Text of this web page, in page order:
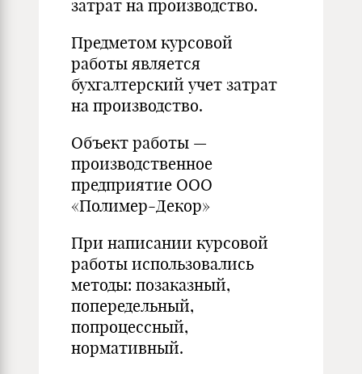
затрат на производство.
Предметом курсовой
работы является
бухгалтерский учет затрат
на производство.
Объект работы —
производственное
предприятие ООО
«Полимер-Декор»
При написании курсовой
работы использовались
методы: позаказный,
попередельный,
попроцессный,
нормативный.